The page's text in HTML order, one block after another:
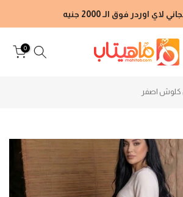
لاي اوردر فوق الـ 2000 جنيه
0
اصفر